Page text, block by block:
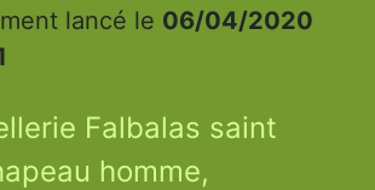
lancé le 06/04/2020
Falbalas saint
homme,